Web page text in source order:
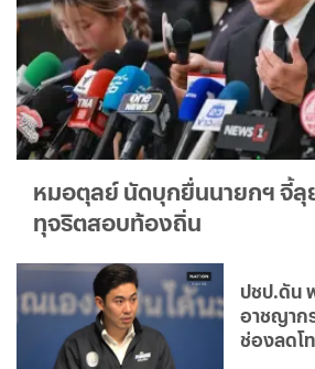
หมอตุลย์ นัดบุกยื่นนายกฯ จี้ลุ
ทุจริตสอบท้องถิ่น
ปชป.ดัน
อาชญาก
ช่องลดโ